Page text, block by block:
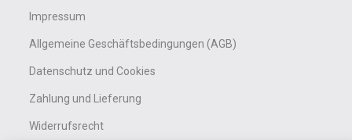
Impressum
Allgemeine Geschäftsbedingungen (AGB)
Datenschutz und Cookies
Zahlung und Lieferung
Widerrufsrecht